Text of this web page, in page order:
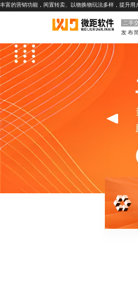
丰富的营销功能，闲置转卖、以物换物玩法多样，提升用
二手
发布